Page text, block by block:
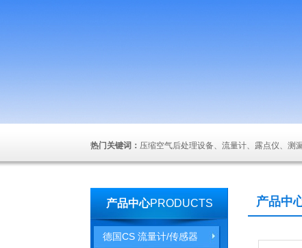
热门关键词： 压缩空气后处理设备、流量计、露点仪、测
产品中心PRODUCTS
德国CS 流量计/传感器
产品中